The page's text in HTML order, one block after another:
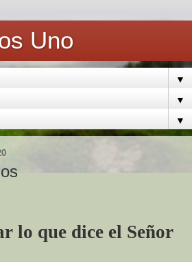
Uno
▼
▼
▼
lo que dice el Señor